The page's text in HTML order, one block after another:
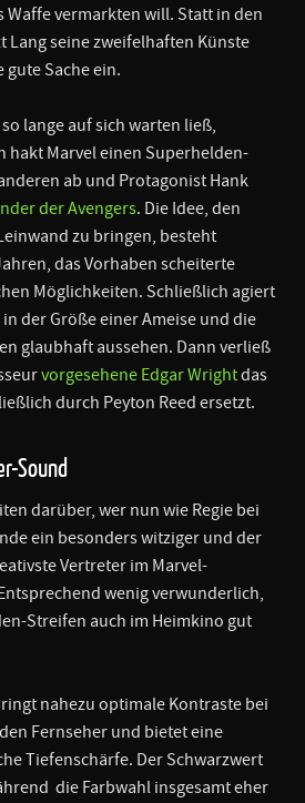
Waffe vermarkten will. Statt in den
Lang seine zweifelhaften Künste
Sache ein.
lange auf sich warten ließ,
hakt Marvel einen Superhelden-
ab und Protagonist Hank
der Avengers. Die Idee, den
zu bringen, besteht
das Vorhaben scheiterte
Möglichkeiten. Schließlich agiert
der Größe einer Ameise und die
glaubhaft aussehen. Dann verließ
vorgesehene Edgar Wrightdas
durch Peyton Reed ersetzt.
Sound
darüber, wer nun wie Regie bei
ein besonders witziger und der
Vertreter im Marvel-
wenig verwunderlich,
Streifen auch im Heimkino gut
nahezu optimale Kontraste bei
Fernseher und bietet eine
Tiefenschärfe. Der Schwarzwert
die Farbwahl insgesamt eher